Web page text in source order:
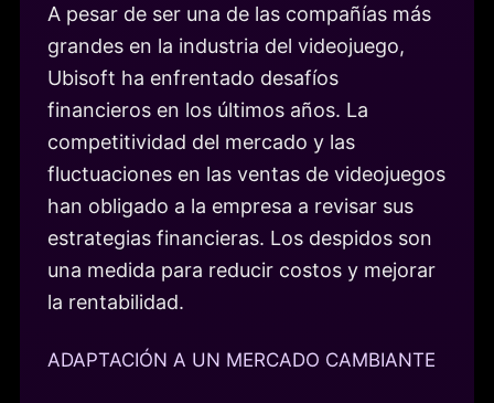
A pesar de ser una de las compañías más
grandes en la industria del videojuego,
Ubisoft ha enfrentado desafíos
financieros en los últimos años. La
competitividad del mercado y las
fluctuaciones en las ventas de videojuegos
han obligado a la empresa a revisar sus
estrategias financieras. Los despidos son
una medida para reducir costos y mejorar
la rentabilidad.
ADAPTACIÓN A UN MERCADO CAMBIANTE